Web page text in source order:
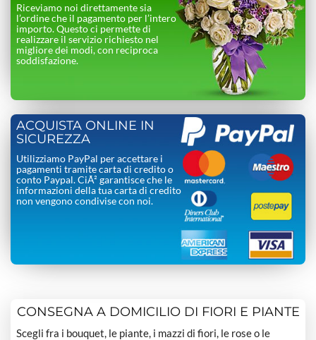
Riceviamo noi direttamente sia
l’ordine che il pagamento per l’intero
importo. Questo ci permette di
realizzare il servizio richiesto nel
migliore dei modi, con reciproca
soddisfazione.
ACQUISTA ONLINE IN
SICUREZZA
Utilizziamo PayPal per accettare i
pagamenti tramite carta di credito o
conto Paypal. CiÃ² garantisce che le
informazioni della tua carta di credito
non vengono condivise con noi.
CONSEGNA A DOMICILIO DI FIORI E PIANTE
Scegli fra i bouquet, le piante, i mazzi di fiori, le rose o le